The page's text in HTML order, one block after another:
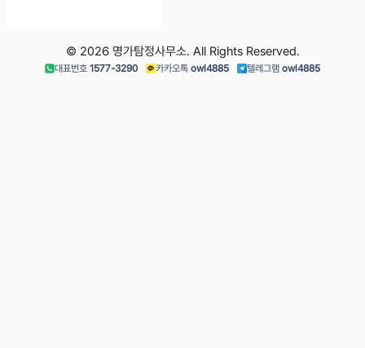
© 2026 명가탐정사무소. All Rights Reserved.
대표번호 1577-3290 카카오톡 owl4885 텔레그램 owl4885